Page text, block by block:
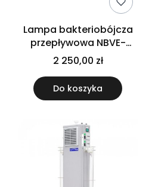
Lampa bakteriobójcza
przepływowa NBVE-
60/30 NL - naścienna z
licznikiem czasu pracy
2 250,00 zł
Do koszyka